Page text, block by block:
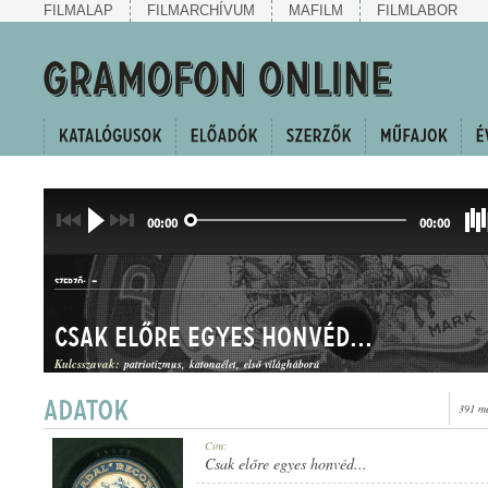
FILMALAP FILMARCHÍVUM MAFILM FILMLABOR
00:00 00:00
SZERZŐ: -
CSÁRDÁS
Csak előre egyes honvéd...
Kulcsszavak: patriotizmus katonaélet első világháború
391
Cím:
Csak előre egyes honvéd...